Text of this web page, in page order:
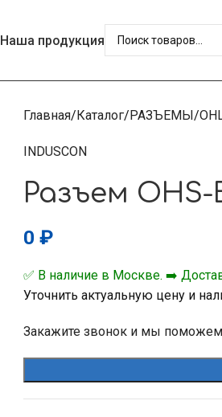
Наша продукция
Главная Каталог РАЗЪЕМЫ
INDUSCON
Разъем ОНS-
0 ₽
✅ В наличие в Москве. ➡️
Уточнить актуальную цену и
Закажите звонок и мы